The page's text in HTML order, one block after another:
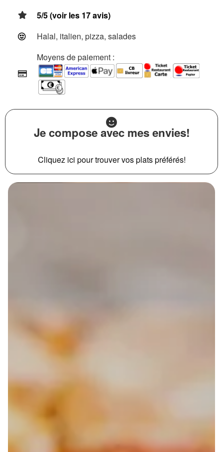
5/5 (voir les 17 avis)
Halal, italien, pizza, salades
Moyens de paiement :
Je compose avec mes envies!
Cliquez ici pour trouver vos plats préférés!